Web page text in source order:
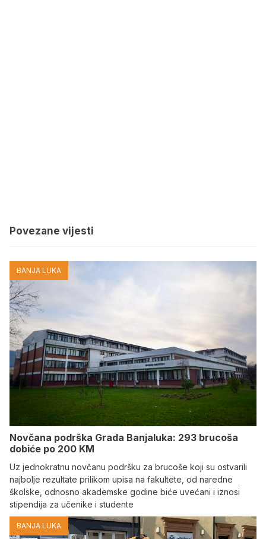
Povezane vijesti
BANJA LUKA
Novčana podrška Grada Banjaluka: 293 brucoša
dobiće po 200 KM
Uz jednokratnu novčanu podršku za brucoše koji su ostvarili
najbolje rezultate prilikom upisa na fakultete, od naredne
školske, odnosno akademske godine biće uvećani i iznosi
stipendija za učenike i studente
BANJA LUKA